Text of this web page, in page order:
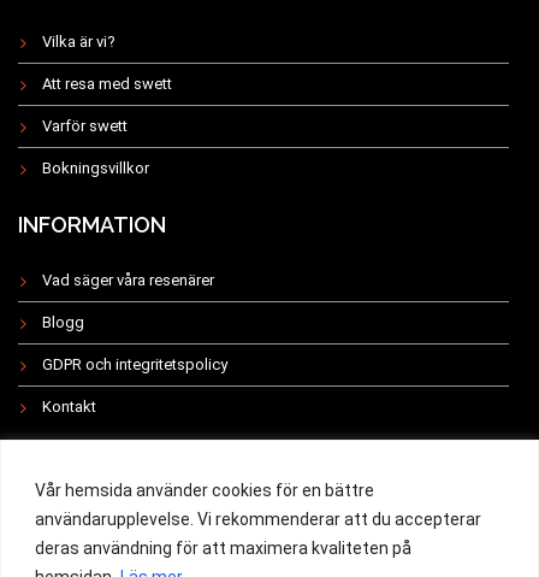
Vår hemsida använder cookies för en bättre
användarupplevelse. Vi rekommenderar att du accepterar
deras användning för att maximera kvaliteten på
Vilka är vi?
Att resa med swett
Varför swett
Bokningsvillkor
INFORMATION
Vad säger våra resenärer
Blogg
GDPR och integritetspolicy
Kontakt